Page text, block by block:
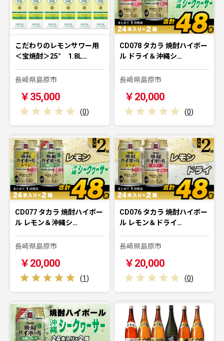
こだわりのレモンサワー用
＜宝焼酎＞25° 1.8L…
長崎県島原市
￥35,000
(0)
CD078 タカラ 焼酎ハイボー
ル ドライ＆沖縄シ…
長崎県島原市
￥20,000
(0)
CD077 タカラ 焼酎ハイボー
ル レモン＆沖縄シ…
長崎県島原市
￥20,000
(1)
CD076 タカラ 焼酎ハイボー
ル レモン＆ドライ…
長崎県島原市
￥20,000
(0)